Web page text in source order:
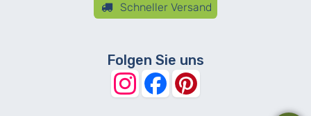
Schneller Versand
Folgen Sie uns